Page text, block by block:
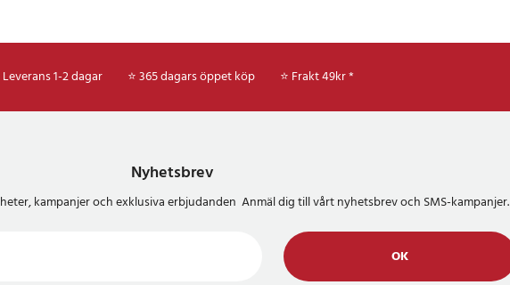
Leverans 1-2 dagar ⭐ 365 dagars öppet köp ⭐ Frakt 49kr *
Nyhetsbrev
kampanjer och exklusiva erbjudanden Anmäl dig till vårt nyhetsbrev och SMS-kampanjer.
OK